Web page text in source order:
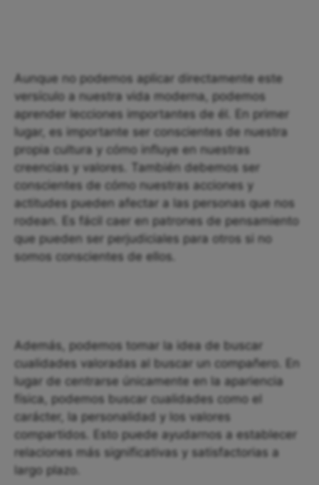
Aunque no podemos aplicar directamente este
versículo a nuestra vida moderna, podemos
aprender lecciones importantes de él. En primer
lugar, es importante ser conscientes de nuestra
propia cultura y cómo influye en nuestras
creencias y valores. También debemos ser
conscientes de cómo nuestras acciones y
actitudes pueden afectar a las personas que nos
rodean. Es fácil caer en patrones de pensamiento
que pueden ser perjudiciales para otros si no
somos conscientes de ellos.
Además, podemos tomar la idea de buscar
cualidades valoradas al buscar un compañero. En
lugar de centrarse únicamente en la apariencia
física, podemos buscar cualidades como el
carácter, la personalidad y los valores
compartidos. Esto puede ayudarnos a establecer
relaciones más significativas y satisfactorias a
largo plazo.